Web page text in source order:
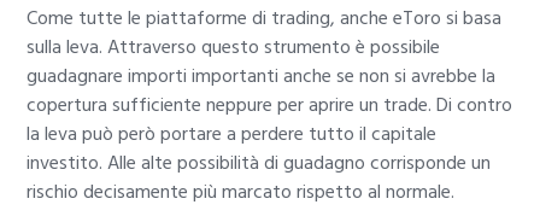
Come tutte le piattaforme di trading, anche eToro si basa
sulla leva. Attraverso questo strumento è possibile
guadagnare importi importanti anche se non si avrebbe la
copertura sufficiente neppure per aprire un trade. Di contro
la leva può però portare a perdere tutto il capitale
investito. Alle alte possibilità di guadagno corrisponde un
rischio decisamente più marcato rispetto al normale.